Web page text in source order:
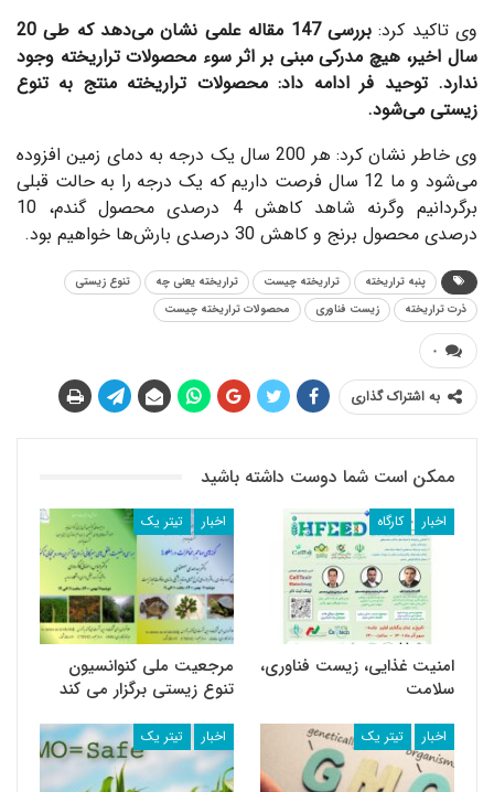
وی تاکید کرد:
بررسی 147 مقاله علمی نشان می‌دهد که طی 20
سال اخیر، هیچ مدرکی مبنی بر اثر سوء محصولات تراریخته وجود
ندارد. توحید فر ادامه داد: محصولات تراریخته منتج به تنوع
زیستی می‌شود.
وی خاطر نشان کرد: هر 200 سال یک درجه به دمای زمین افزوده
می‌شود و ما 12 سال فرصت داریم که یک درجه را به حالت قبلی
برگردانیم وگرنه شاهد کاهش 4 درصدی محصول گندم، 10
درصدی محصول برنج و کاهش 30 درصدی بارش‌ها خواهیم بود.
پنبه تراریخته تراریخته چیست تراریخته یعنی چه
تنوع زیستی
ذرت تراریخته
زیست فناوری محصولات تراریخته چیست
۰
به اشتراک گذاری
ممکن است شما دوست داشته باشید
اخبار کارگاه
امنیت غذایی، زیست فناوری،
سلامت
اخبار تیتر یک
مرجعیت ملی کنوانسیون
تنوع زیستی برگزار می کند
اخبار تیتر یک اخبار تیتر یک